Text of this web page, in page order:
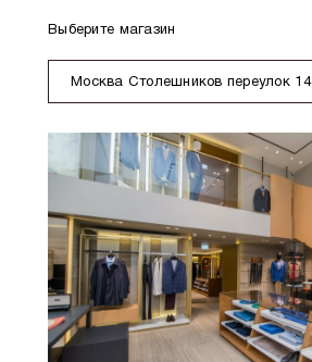
Выберите магазин
Москва Столешников переулок 14